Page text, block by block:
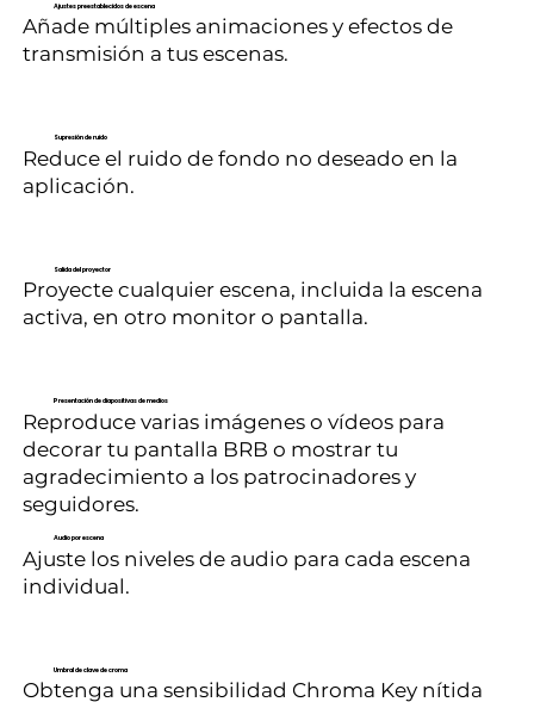
Ajustes preestablecidos de escena
Añade múltiples animaciones y efectos de
transmisión a tus escenas.
Supresión de ruido
Reduce el ruido de fondo no deseado en la
aplicación.
Salida del proyector
Proyecte cualquier escena, incluida la escena
activa, en otro monitor o pantalla.
Presentación de diapositivas de medios
Reproduce varias imágenes o vídeos para
decorar tu pantalla BRB o mostrar tu
agradecimiento a los patrocinadores y
seguidores.
Audio por escena
Ajuste los niveles de audio para cada escena
individual.
Umbral de clave de croma
Obtenga una sensibilidad Chroma Key nítida